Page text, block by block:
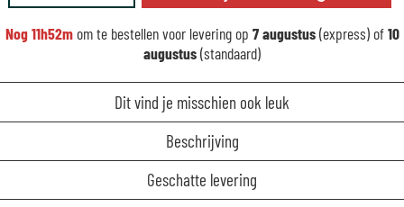
Nog11h52mom te bestellen voor levering op 7 augustus(express) of10
augustus(standaard)
Dit vind je misschien ook leuk
Beschrijving
Geschatte levering